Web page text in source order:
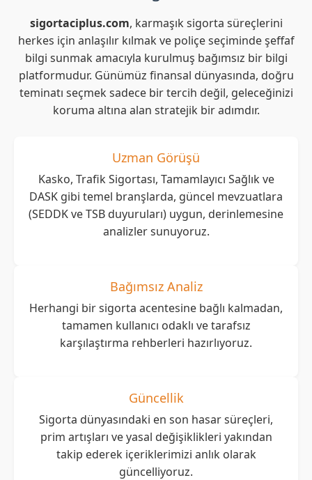
sigortaciplus.com, karmaşık sigorta süreçlerini
herkes için anlaşılır kılmak ve poliçe seçiminde şeffaf
bilgi sunmak amacıyla kurulmuş bağımsız bir bilgi
platformudur. Günümüz finansal dünyasında, doğru
teminatı seçmek sadece bir tercih değil, geleceğinizi
koruma altına alan stratejik bir adımdır.
Uzman Görüşü
Kasko, Trafik Sigortası, Tamamlayıcı Sağlık ve
DASK gibi temel branşlarda, güncel mevzuatlara
(SEDDK ve TSB duyuruları) uygun, derinlemesine
analizler sunuyoruz.
Bağımsız Analiz
Herhangi bir sigorta acentesine bağlı kalmadan,
tamamen kullanıcı odaklı ve tarafsız
karşılaştırma rehberleri hazırlıyoruz.
Güncellik
Sigorta dünyasındaki en son hasar süreçleri,
prim artışları ve yasal değişiklikleri yakından
takip ederek içeriklerimizi anlık olarak
güncelliyoruz.